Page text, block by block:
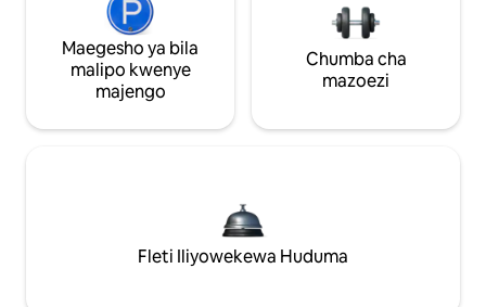
Maegesho ya bila
malipo kwenye
majengo
Chumba cha
mazoezi
Fleti Iliyowekewa Huduma